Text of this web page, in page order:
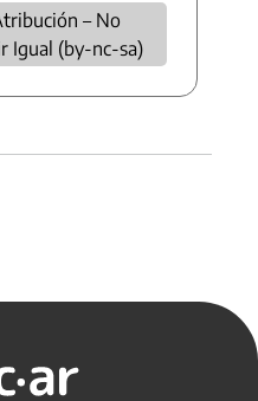
– No
Igual (by-nc-sa)